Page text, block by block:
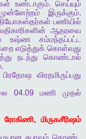
உண்டாகும். செய்யும்
முன்னேற்றம் இருக்கும்.
பணியில்
ஆதரவை
உஷ்ண
சம்மந்தப்பட்ட
எடுத்துக் கொள்வது
நடந்து
கொண்டால்
.
பிரதோஷ
விரதமிருப்பது
04.09மணி
முதல்
ரோகிணி,மிருகசீரிஷம்
சுபாவம் கொண்ட